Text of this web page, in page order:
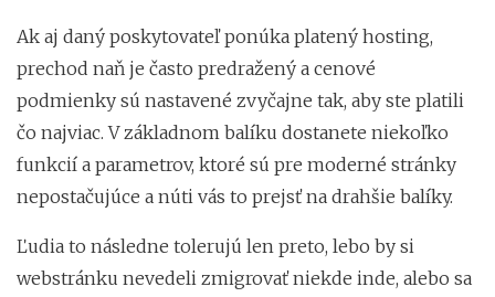
Ak aj daný poskytovateľ ponúka platený hosting,
prechod naň je často predražený a cenové
podmienky sú nastavené zvyčajne tak, aby ste platili
čo najviac. V základnom balíku dostanete niekoľko
funkcií a parametrov, ktoré sú pre moderné stránky
nepostačujúce a núti vás to prejsť na drahšie balíky.
Ľudia to následne tolerujú len preto, lebo by si
webstránku nevedeli zmigrovať niekde inde, alebo sa